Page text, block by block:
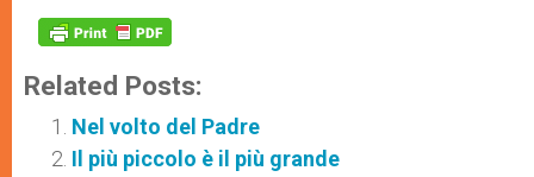
Related Posts:
Nel volto del Padre
Il più piccolo è il più grande